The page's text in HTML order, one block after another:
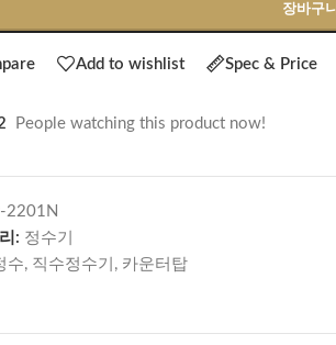
장바구니
Add to wishlist Spec & Price
People watching this product now!
2201N
: 정수기
수, 직수정수기 , 카운터탑